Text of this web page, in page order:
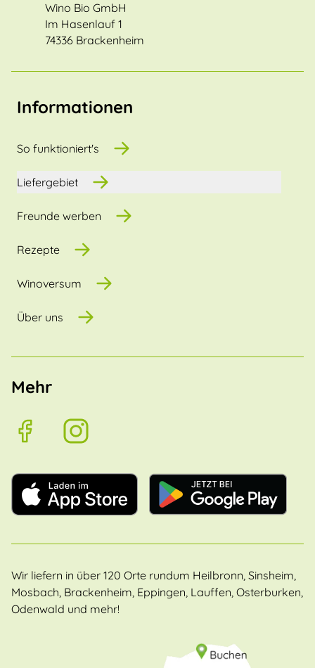
Wino Bio GmbH
Im Hasenlauf 1
74336 Brackenheim
Informationen
So funktioniert's
Liefergebiet
Freunde werben
Rezepte
Winoversum
Über uns
Mehr
Wir liefern in über 120 Orte rundum Heilbronn, Sinsheim,
Mosbach, Brackenheim, Eppingen, Lauffen, Osterburken,
Odenwald und mehr!